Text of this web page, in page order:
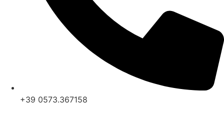
+39 0573.367158